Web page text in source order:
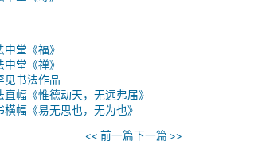
堂《福》
堂《禅》
见书法作品
幅《惟德动天，无远弗届》
幅《易无思也，无为也》
<< 前一篇下一篇 >>